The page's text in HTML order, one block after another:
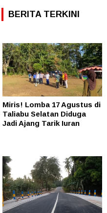
BERITA TERKINI
Miris! Lomba 17 Agustus di
Taliabu Selatan Diduga
Jadi Ajang Tarik Iuran